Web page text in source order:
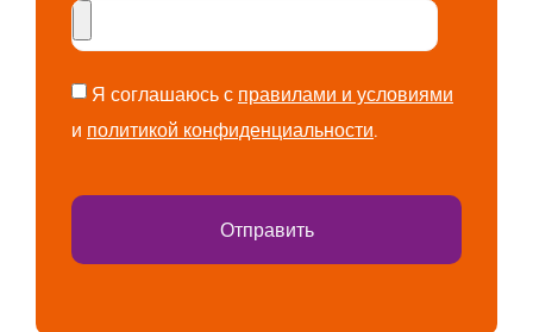
Я соглашаюсь с правилами и условиями
и политикой конфиденциальности.
Отправить